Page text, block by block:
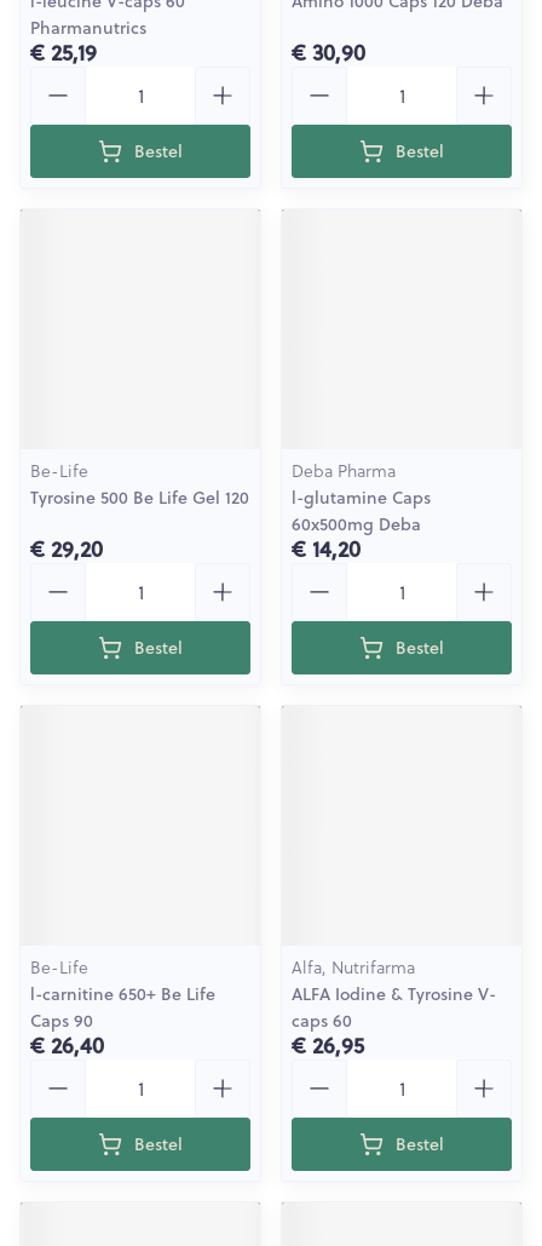
Pharmanutrics
€ 25,19
Bestel
€ 30,90
Bestel
Be-Life
Tyrosine 500 Be Life Gel 120
€ 29,20
Bestel
Deba Pharma
l-glutamine Caps
60x500mg Deba
€ 14,20
Bestel
Be-Life
l-carnitine 650+ Be Life
Caps 90
€ 26,40
Bestel
Alfa, Nutrifarma
ALFA Iodine & Tyrosine V-
caps 60
€ 26,95
Bestel